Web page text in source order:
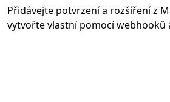
Přidávejte potvrzení a rozšíření z
vytvořte vlastní pomocí webhooků